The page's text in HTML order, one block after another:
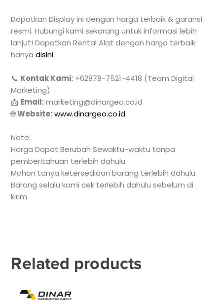
Dapatkan Display ini dengan harga terbaik & garansi
resmi. Hubungi kami sekarang untuk informasi lebih
lanjut! Dapatkan Rental Alat dengan harga terbaik
hanyadisini
📞 Kontak Kami: +62878-7521-4418 (Team Digital
Marketing)
📩 Email:marketing@dinargeo.co.id
🌐Website: www.dinargeo.co.id
Note:
Harga Dapat Berubah Sewaktu-waktu tanpa
pemberitahuan terlebih dahulu.
Mohon tanya ketersediaan barang terlebih dahulu.
Barang selalu kami cek terlebih dahulu sebelum di
kirim
Related products